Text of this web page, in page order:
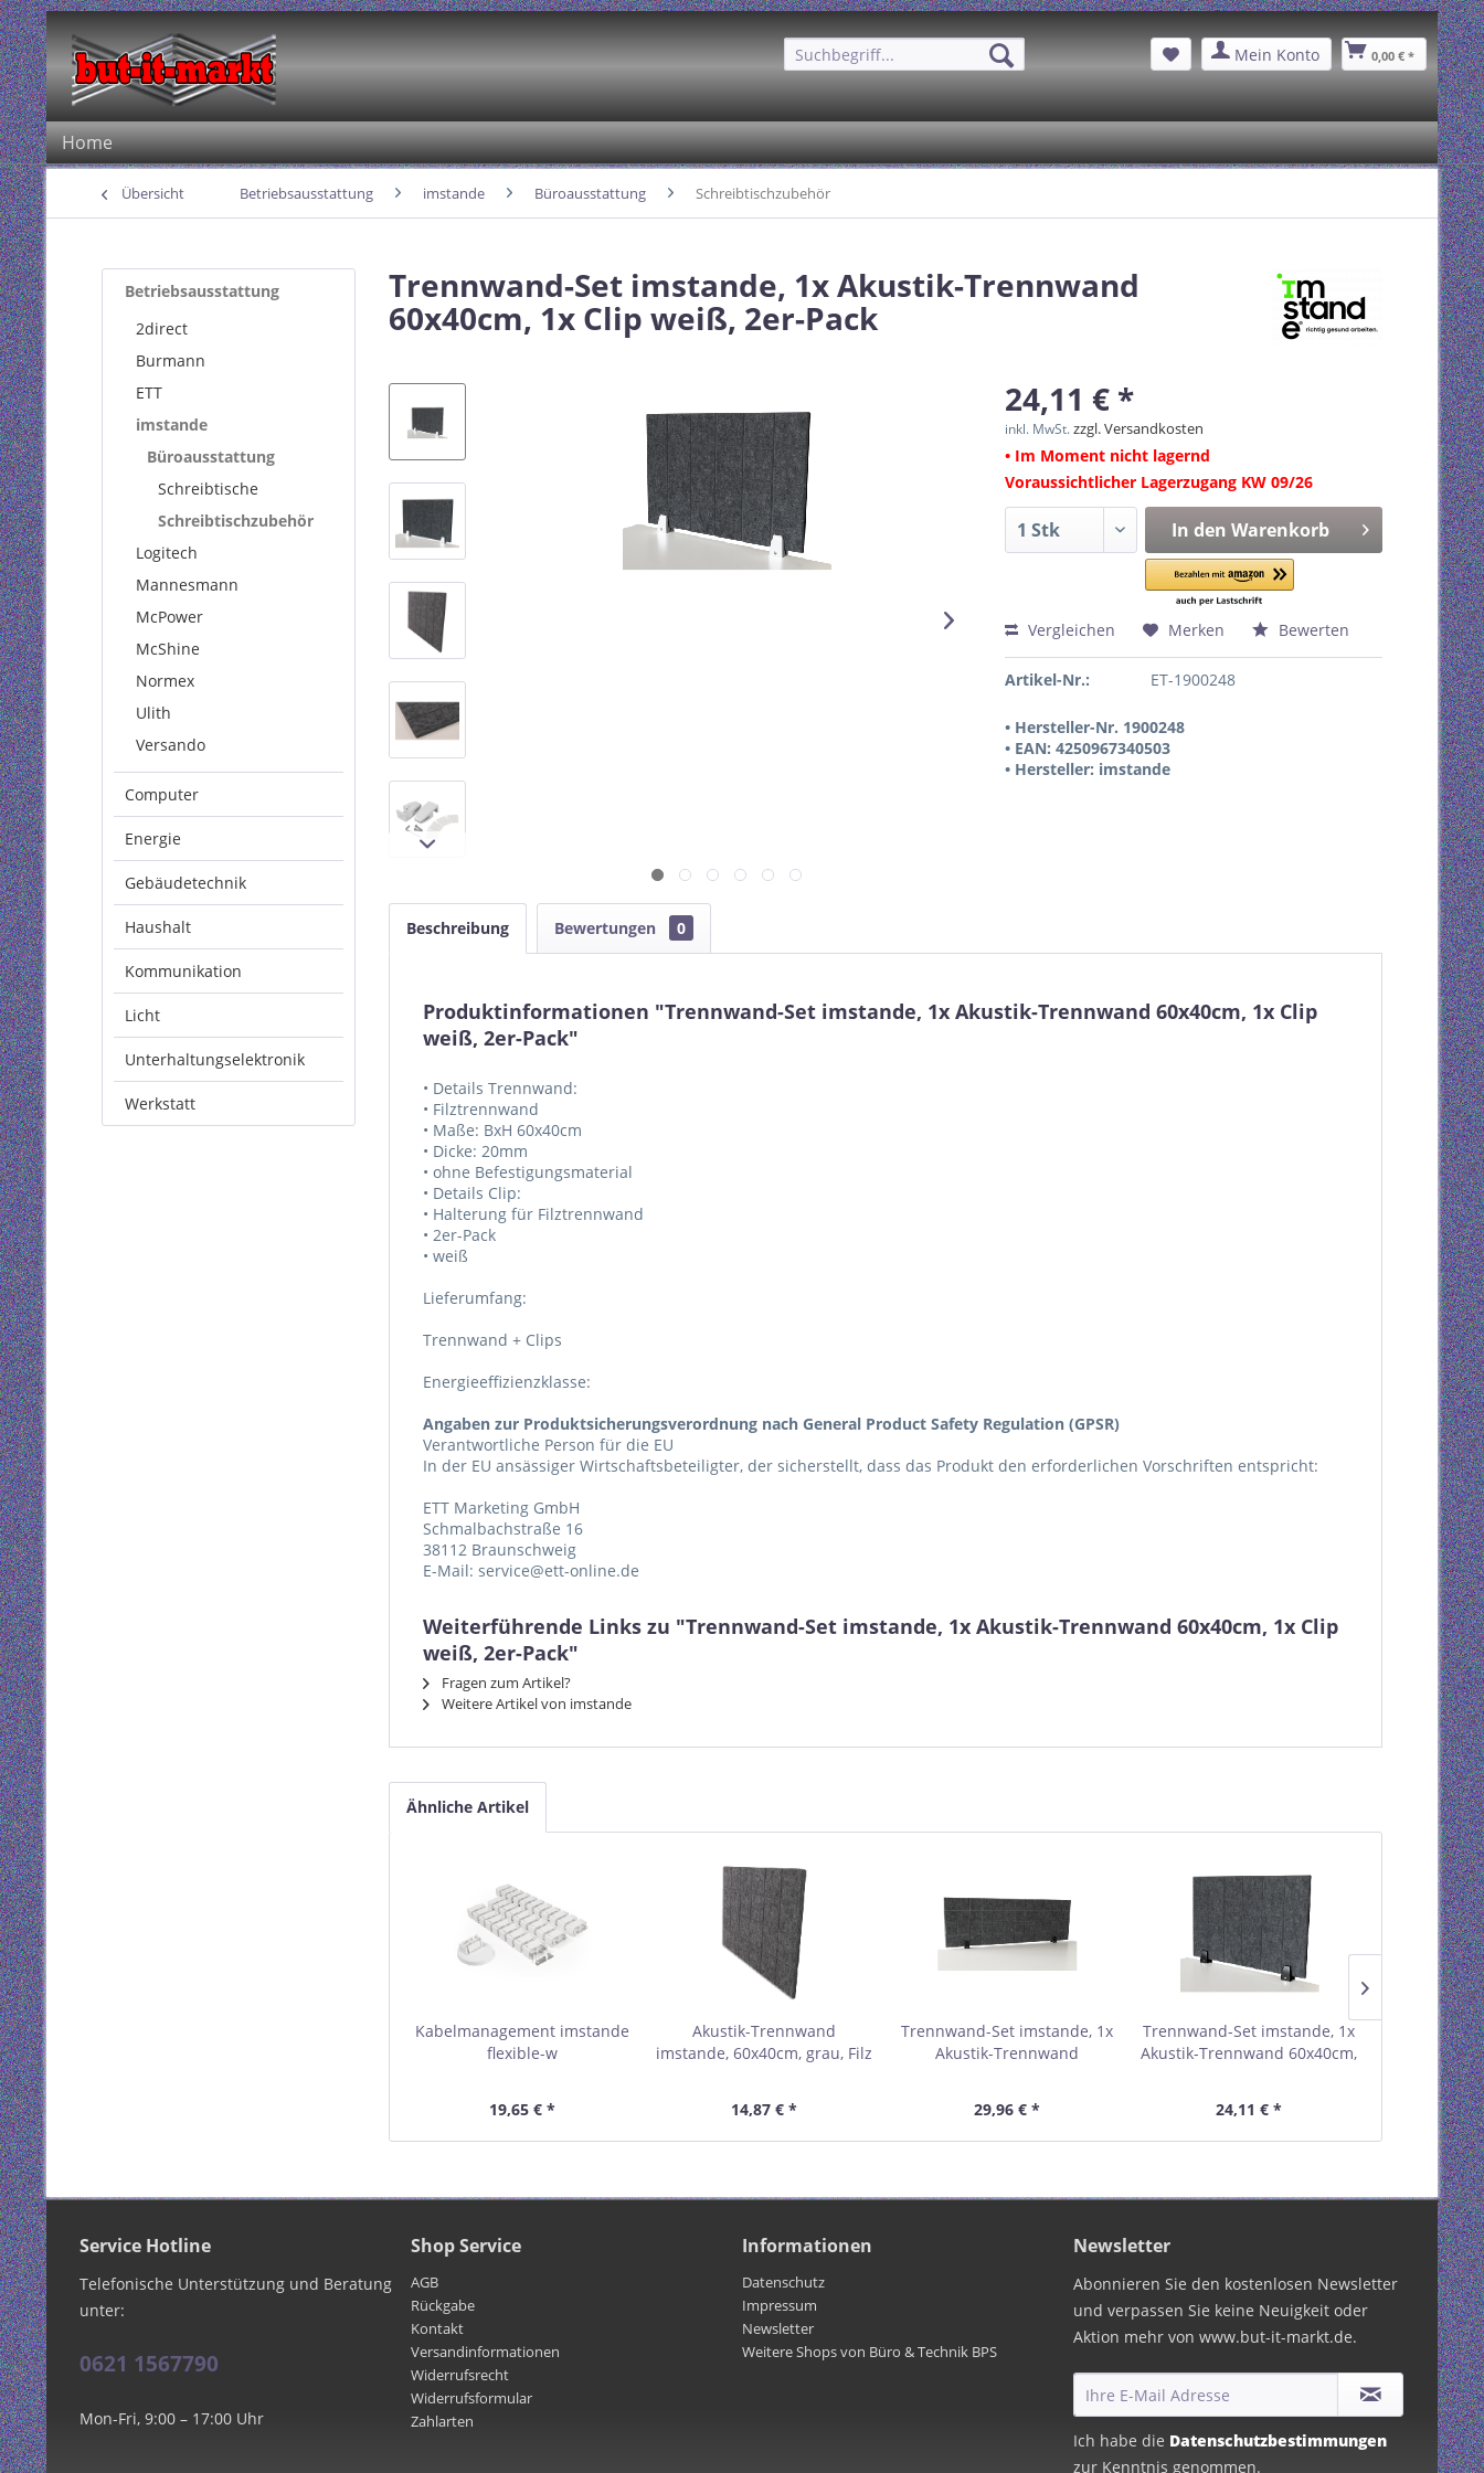
Mein Konto 0,00 € *
Home
Übersicht Betriebsausstattung imstande Büroausstattung Schreibtischzubehör
Betriebsausstattung
2direct
Burmann
ETT
imstande
Büroausstattung
Schreibtische
Schreibtischzubehör
Logitech
Mannesmann
McPower
McShine
Normex
Ulith
Versando
Computer
Energie
Gebäudetechnik
Haushalt
Kommunikation
Licht
Unterhaltungselektronik
Werkstatt
Trennwand-Set imstande, 1x Akustik-Trennwand
60x40cm, 1x Clip weiß, 2er-Pack
24,11 € *
inkl. MwSt.zzgl. Versandkosten
• Im Moment nicht lagernd
Voraussichtlicher Lagerzugang KW 09/26
In den Warenkorb
Vergleichen Merken Bewerten
Artikel-Nr.: ET-1900248
• Hersteller-Nr. 1900248
• EAN: 4250967340503
• Hersteller: imstande
Beschreibung Bewertungen 0
Produktinformationen "Trennwand-Set imstande, 1x Akustik-Trennwand 60x40cm, 1x Clip
weiß, 2er-Pack"
• Details Trennwand:
• Filztrennwand
• Maße: BxH 60x40cm
• Dicke: 20mm
• ohne Befestigungsmaterial
• Details Clip:
• Halterung für Filztrennwand
• 2er-Pack
• weiß
Lieferumfang:
Trennwand + Clips
Energieeffizienzklasse:
Angaben zur Produktsicherungsverordnung nach General Product Safety Regulation (GPSR)
Verantwortliche Person für die EU
In der EU ansässiger Wirtschaftsbeteiligter, der sicherstellt, dass das Produkt den erforderlichen Vorschriften entspricht:
ETT Marketing GmbH
Schmalbachstraße 16
38112 Braunschweig
E-Mail: service@ett-online.de
Weiterführende Links zu "Trennwand-Set imstande, 1x Akustik-Trennwand 60x40cm, 1x Clip
weiß, 2er-Pack"
Fragen zum Artikel?
Weitere Artikel von imstande
Ähnliche Artikel
Kabelmanagement imstande
flexible-w
19,65 € *
Akustik-Trennwand
imstande, 60x40cm, grau, Filz
14,87 € *
Trennwand-Set imstande, 1x
Akustik-Trennwand
29,96 € *
Trennwand-Set imstande, 1x
Akustik-Trennwand 60x40cm,
24,11 € *
Service Hotline
Telefonische Unterstützung und Beratung
unter:
0621 1567790
Mon-Fri, 9:00 – 17:00 Uhr
Shop Service
AGB
Rückgabe
Kontakt
Versandinformationen
Widerrufsrecht
Widerrufsformular
Zahlarten
Informationen
Datenschutz
Impressum
Newsletter
Weitere Shops von Büro & Technik BPS
Newsletter
Abonnieren Sie den kostenlosen Newsletter
und verpassen Sie keine Neuigkeit oder
Aktion mehr von www.but-it-markt.de.
Ich habe die Datenschutzbestimmungen
zur Kenntnis genommen.